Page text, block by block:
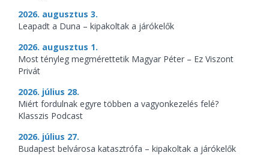
2026. augusztus 3.
Leapadt a Duna – kipakoltak a járókelők
2026. augusztus 1.
Most tényleg megmérettetik Magyar Péter – Ez Viszont
Privát
2026. július 28.
Miért fordulnak egyre többen a vagyonkezelés felé?
Klasszis Podcast
2026. július 27.
Budapest belvárosa katasztrófa – kipakoltak a járókelők